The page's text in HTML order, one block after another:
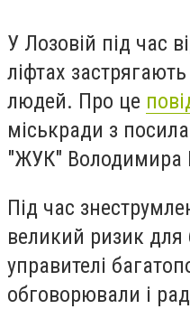
У Лозовій під час
ліфтах
людей. Про це
міськради з
"ЖУК" Володимира
Під час
великий ризик
управителі
обговорювали і